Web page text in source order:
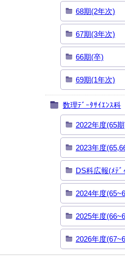
68期(2年次)
67期(3年次)
66期(卒)
69期(1年次)
数理ﾃﾞｰﾀｻｲｴﾝｽ科
2022年度(65
2023年度
DS科広報(ﾒﾃﾞ
2024年度
2025年度
2026年度